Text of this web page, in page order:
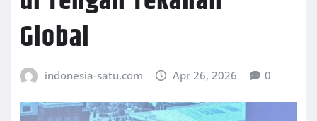
Global
indonesia-satu.com Apr 26, 2026 0